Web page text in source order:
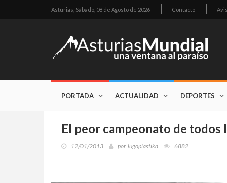
Asturias, Sábado, 08 de Agosto de 2026 Contacto
PORTADA ACTUALIDAD DEPORTES
El peor campeonato de todos
12/01/2013 porJugoplastika 6882